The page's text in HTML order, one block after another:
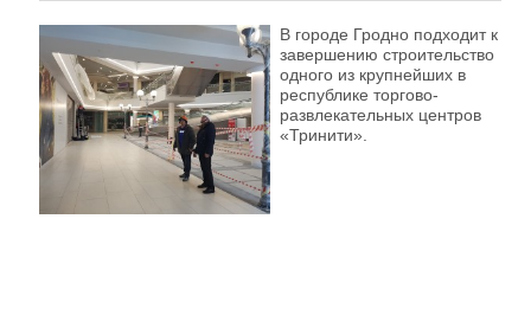
В городе Гродно подходит к
завершению строительство
одного из крупнейших в
республике торгово-
развлекательных центров
«Тринити».